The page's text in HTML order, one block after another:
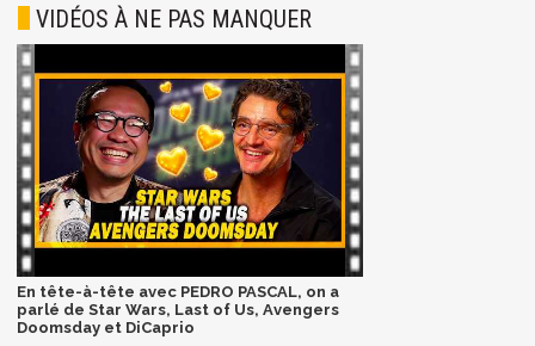
VIDÉOS À NE PAS MANQUER
En tête-à-tête avec PEDRO PASCAL, on a
parlé de Star Wars, Last of Us, Avengers
Doomsday et DiCaprio